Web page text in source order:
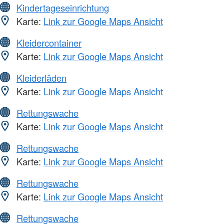
Kindertageseinrichtung
Karte: Link zur Google Maps Ansicht
Kleidercontainer
Karte: Link zur Google Maps Ansicht
Kleiderläden
Karte: Link zur Google Maps Ansicht
Rettungswache
Karte: Link zur Google Maps Ansicht
Rettungswache
Karte: Link zur Google Maps Ansicht
Rettungswache
Karte: Link zur Google Maps Ansicht
Rettungswache